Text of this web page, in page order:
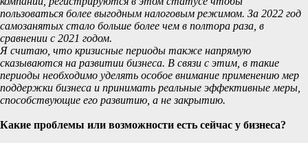
пользоваться более выгодным налоговым режимом. За 2022 год
самозанятых стало больше более чем в полтора раза, в
сравнении с 2021 годом.
Я считаю, что кризисные периоды также напрямую
сказываются на развитии бизнеса. В связи с этим, в такие
периоды необходимо уделять особое внимание применению мер
поддержки бизнеса и принимать реальные эффективные меры,
способствующие его развитию, а не закрытию.
Какие проблемы или возможности есть сейчас у бизнеса?